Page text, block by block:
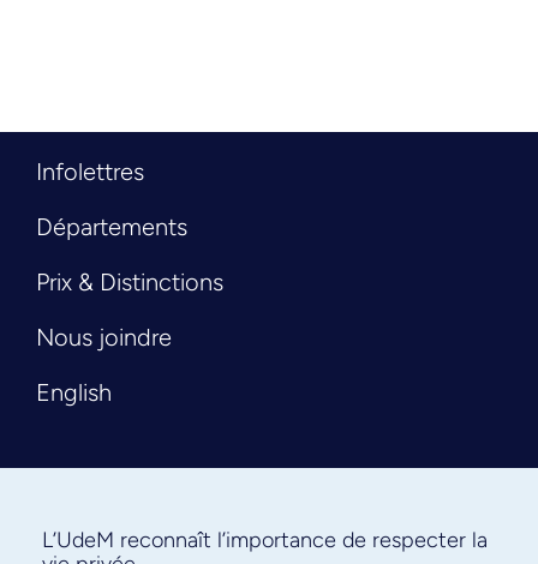
Infolettres
Départements
Prix & Distinctions
Nous joindre
English
L’UdeM reconnaît l’importance de respecter la